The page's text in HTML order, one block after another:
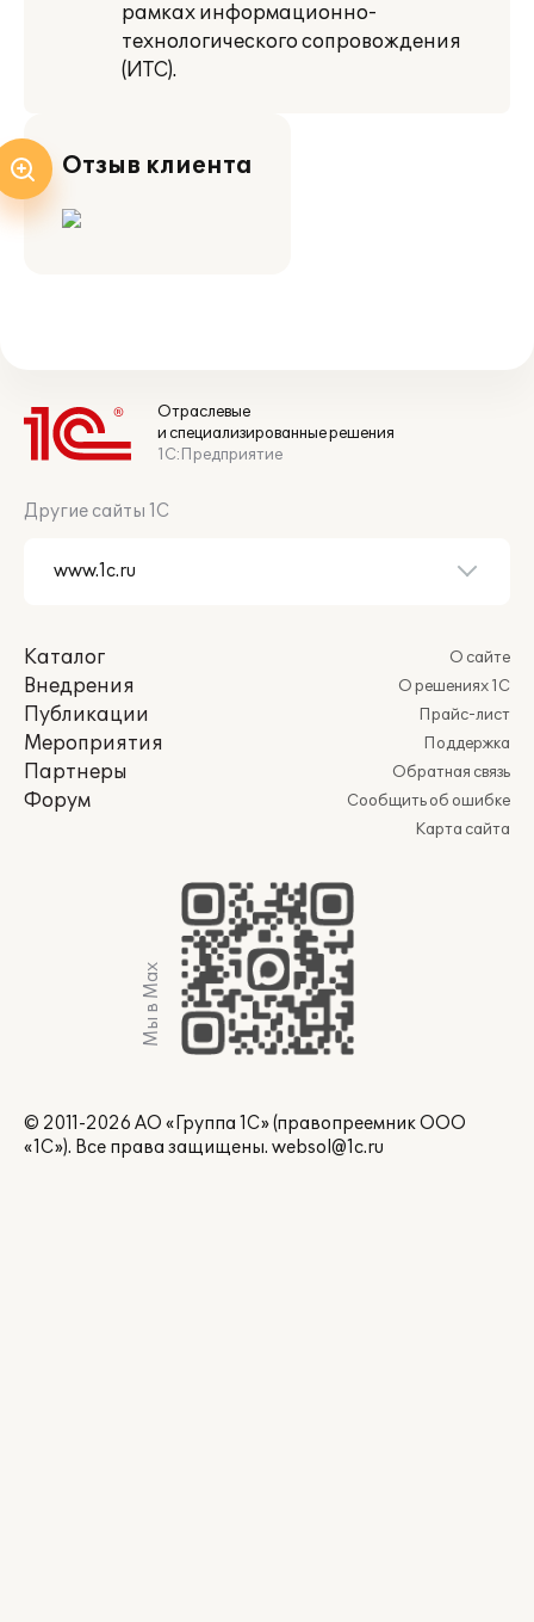
рамках информационно-
технологического сопровождения
(ИТС).
Отзыв клиента
Отраслевые
и специализированные решения
1С:Предприятие
Другие сайты 1С
Каталог
Внедрения
Публикации
Мероприятия
Партнеры
Форум
О сайте
О решениях 1С
Прайс-лист
Поддержка
Обратная связь
Сообщить об ошибке
Карта сайта
Мы в Max
© 2011-2026 АО «Группа 1С» (правопреемник ООО
«1С»). Все права защищены. websol@1c.ru